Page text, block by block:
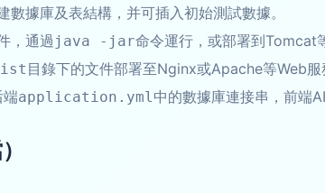
數據庫及表結構，并可插入初始測試數據。
，通過 java -jar命令運行，或部署到Tomcat
目錄下的文件部署至Nginx或Apache等Web服
端application.yml中的數據庫連接串，前端